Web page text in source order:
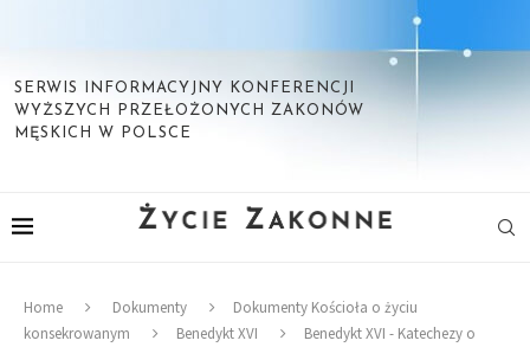
SERWIS INFORMACYJNY KONFERENCJI
WYŻSZYCH PRZEŁOŻONYCH ZAKONÓW
MĘSKICH W POLSCE
Home Dokumenty
Dokumenty Kościoła o życiu
konsekrowanym
Benedykt XVI
Benedykt XVI - Katechezy o